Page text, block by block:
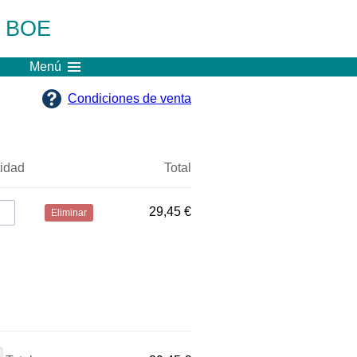
Menú
Condiciones de venta
Total
Eliminar 29,45 €